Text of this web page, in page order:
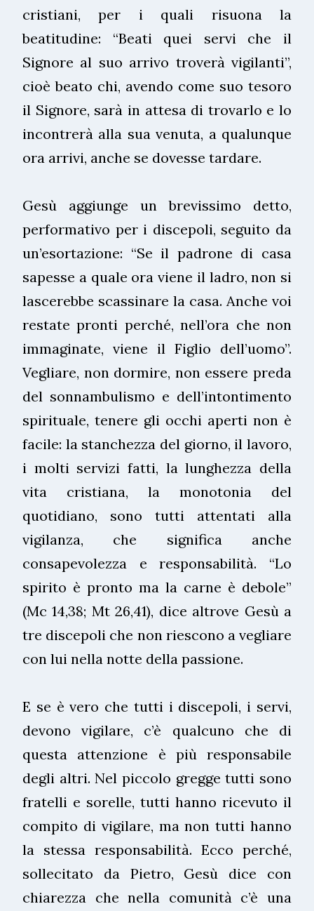
cristiani, per i quali risuona la
beatitudine: “Beati quei servi che il
Signore al suo arrivo troverà vigilanti”,
cioè beato chi, avendo come suo tesoro
il Signore, sarà in attesa di trovarlo e lo
incontrerà alla sua venuta, a qualunque
ora arrivi, anche se dovesse tardare.
Gesù aggiunge un brevissimo detto,
performativo per i discepoli, seguito da
un’esortazione: “Se il padrone di casa
sapesse a quale ora viene il ladro, non si
lascerebbe scassinare la casa. Anche voi
restate pronti perché, nell’ora che non
immaginate, viene il Figlio dell’uomo”.
Vegliare, non dormire, non essere preda
del sonnambulismo e dell’intontimento
spirituale, tenere gli occhi aperti non è
facile: la stanchezza del giorno, il lavoro,
i molti servizi fatti, la lunghezza della
vita cristiana, la monotonia del
quotidiano, sono tutti attentati alla
vigilanza, che significa anche
consapevolezza e responsabilità. “Lo
spirito è pronto ma la carne è debole”
(Mc 14,38; Mt 26,41), dice altrove Gesù a
tre discepoli che non riescono a vegliare
con lui nella notte della passione.
E se è vero che tutti i discepoli, i servi,
devono vigilare, c’è qualcuno che di
questa attenzione è più responsabile
degli altri. Nel piccolo gregge tutti sono
fratelli e sorelle, tutti hanno ricevuto il
compito di vigilare, ma non tutti hanno
la stessa responsabilità. Ecco perché,
sollecitato da Pietro, Gesù dice con
chiarezza che nella comunità c’è una